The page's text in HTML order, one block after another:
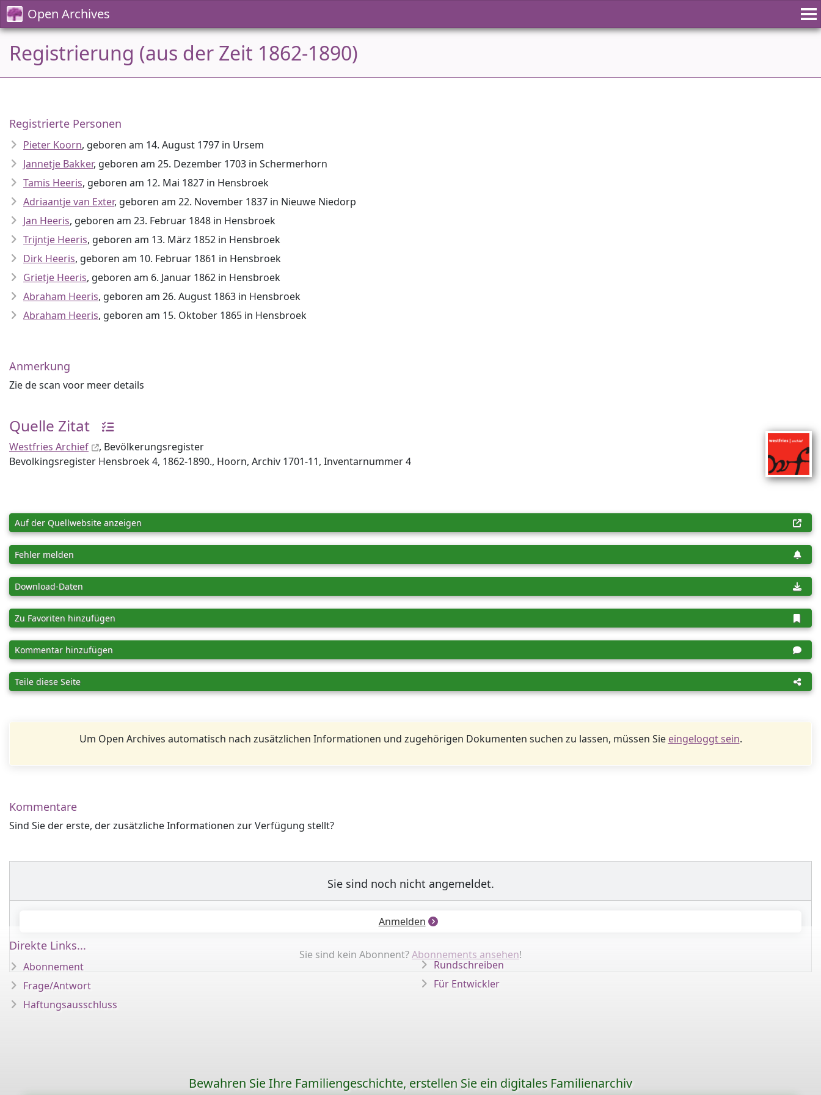
Open Archives
Registrierung (aus der Zeit 1862-1890)
Registrierte Personen
Pieter Koorn, geboren am 14. August 1797 in Ursem
Jannetje Bakker, geboren am 25. Dezember 1703 in Schermerhorn
Tamis Heeris, geboren am 12. Mai 1827 in Hensbroek
Adriaantje van Exter, geboren am 22. November 1837 in Nieuwe Niedorp
Jan Heeris, geboren am 23. Februar 1848 in Hensbroek
Trijntje Heeris, geboren am 13. März 1852 in Hensbroek
Dirk Heeris, geboren am 10. Februar 1861 in Hensbroek
Grietje Heeris, geboren am 6. Januar 1862 in Hensbroek
Abraham Heeris, geboren am 26. August 1863 in Hensbroek
Abraham Heeris, geboren am 15. Oktober 1865 in Hensbroek
Anmerkung
Zie de scan voor meer details
Quelle Zitat
Westfries Archief
, Bevölkerungsregister
Bevolkingsregister Hensbroek 4, 1862-1890., Hoorn, Archiv 1701-11, Inventar­nummer 4
Auf der Quellwebsite anzeigen
Fehler melden
Download-Daten
Zu Favoriten hinzufügen
Kommentar hinzufügen
Teile diese Seite
Um Open Archives automatisch nach zusätzlichen Informationen und zugehörigen Dokumenten suchen zu lassen, müssen Sie eingeloggt sein.
Kommentare
Sind Sie der erste, der zusätzliche Informationen zur Verfügung stellt?
Sie sind noch nicht angemeldet.
Anmelden
Sie sind kein Abonnent?Abonnements ansehen!
Direkte Links...
Abonnement
Frage/Antwort
Haftungsausschluss
Rundschreiben
Für Entwickler
Bewahren Sie Ihre Familiengeschichte, erstellen Sie ein digitales Familienarchiv